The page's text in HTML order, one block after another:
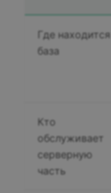
Где находится
база
Кто
обслуживает
серверную
часть